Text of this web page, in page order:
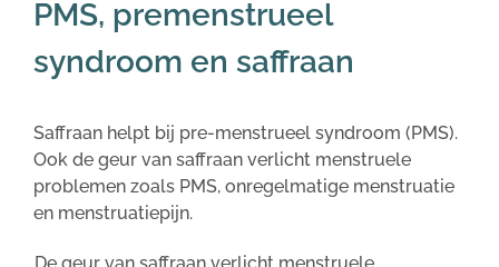
PMS, premenstrueel
syndroom en saffraan
Saffraan helpt bij pre-menstrueel syndroom (PMS).
Ook de geur van saffraan verlicht menstruele
problemen zoals PMS, onregelmatige menstruatie
en menstruatiepijn.